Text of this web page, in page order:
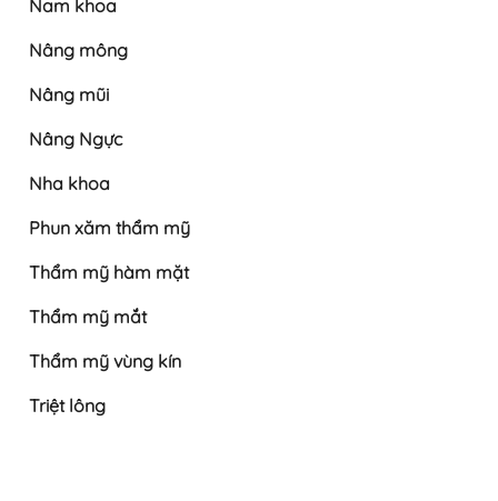
Nam khoa
Nâng mông
Nâng mũi
Nâng Ngực
Nha khoa
Phun xăm thẩm mỹ
Thẩm mỹ hàm mặt
Thẩm mỹ mắt
Thẩm mỹ vùng kín
Triệt lông